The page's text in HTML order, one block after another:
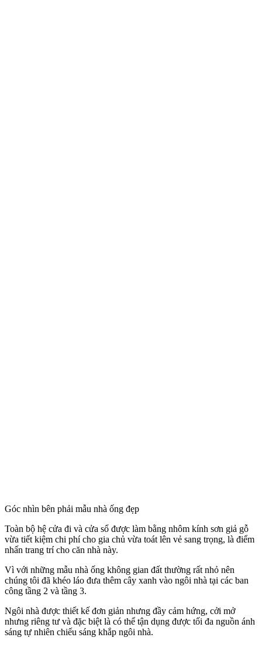
Góc nhìn bên phải mẫu nhà ống đẹp
Toàn bộ hệ cửa đi và cửa sổ được làm bằng nhôm kính sơn giả gỗ
vừa tiết kiệm chi phí cho gia chủ vừa toát lên vẻ sang trọng, là điểm
nhấn trang trí cho căn nhà này.
Vì với những mẫu nhà ống không gian đất thường rất nhỏ nên
chúng tôi đã khéo láo đưa thêm cây xanh vào ngôi nhà tại các ban
công tầng 2 và tầng 3.
Ngôi nhà được thiết kế đơn giản nhưng đầy cảm hứng, cởi mở
nhưng riêng tư và đặc biệt là có thể tận dụng được tối đa nguồn ánh
sáng tự nhiên chiếu sáng khắp ngôi nhà.